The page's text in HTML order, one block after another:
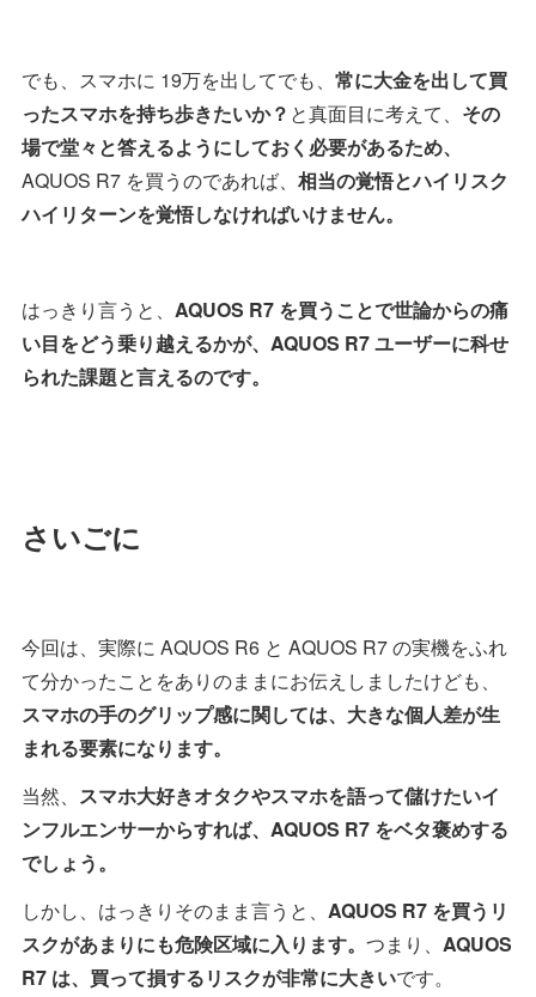
でも、スマホに 19万を出してでも、 常に大金を出して買
ったスマホを持ち歩きたいか？ と真面目に考えて、 その
場で堂々と答えるようにしておく必要があるため、
AQUOS R7 を買うのであれば、 相当の覚悟とハイリスク
ハイリターンを覚悟しなければいけません。
はっきり言うと、 AQUOS R7 を買うことで世論からの痛
い目をどう乗り越えるかが、AQUOS R7 ユーザーに科せ
られた課題と言えるのです。
さいごに
今回は、実際に AQUOS R6 と AQUOS R7 の実機をふれ
て分かったことをありのままにお伝えしましたけども、
スマホの手のグリップ感に関しては、大きな個人差が生
まれる要素になります。
当然、 スマホ大好きオタクやスマホを語って儲けたいイ
ンフルエンサーからすれば、AQUOS R7 をベタ褒めする
でしょう。
しかし、はっきりそのまま言うと、 AQUOS R7 を買うリ
スクがあまりにも危険区域に入ります。 つまり、 AQUOS
R7 は、買って損するリスクが非常に大きいです。